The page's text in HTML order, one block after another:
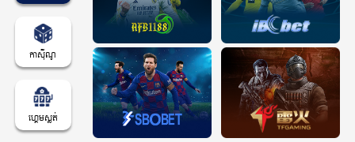
កាស៊ីណូ
ហ្គេមស្លត់